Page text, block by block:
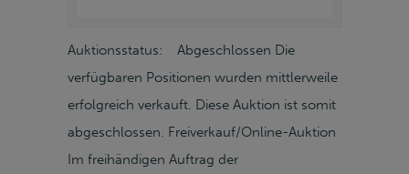
Auktionsstatus: Abgeschlossen Die
verfügbaren Positionen wurden mittlerweile
erfolgreich verkauft. Diese Auktion ist somit
abgeschlossen. Freiverkauf/Online-Auktion
Im freihändigen Auftrag der